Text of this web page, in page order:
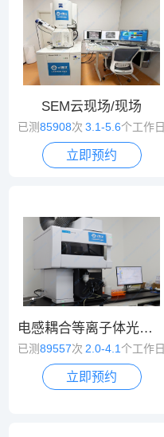
SEM云现场/现场
已测85908次 3.1-5.6个工作日
立即预约
电感耦合等离子体光谱/质谱（ICP-OES/MS）
已测89557次 2.0-4.1 个工作日
立即预约